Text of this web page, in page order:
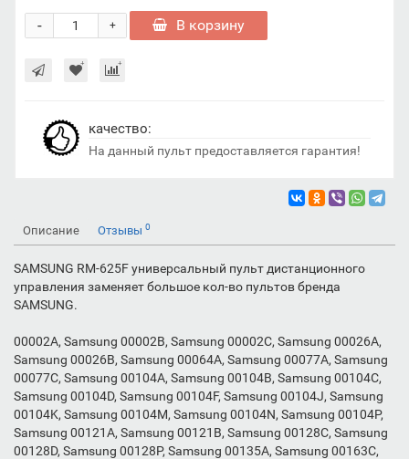
+
- В корзину
качество:
На данный пульт предоставляетcя гарантия!
Описание Отзывы 0
SAMSUNG RM-625F универсальный пульт дистанционного
управления заменяет большое кол-во пультов бренда
SAMSUNG.
00002A, Samsung 00002B, Samsung 00002C, Samsung 00026A,
Samsung 00026B, Samsung 00064A, Samsung 00077A, Samsung
00077C, Samsung 00104A, Samsung 00104B, Samsung 00104C,
Samsung 00104D, Samsung 00104F, Samsung 00104J, Samsung
00104K, Samsung 00104M, Samsung 00104N, Samsung 00104P,
Samsung 00121A, Samsung 00121B, Samsung 00128C, Samsung
00128D, Samsung 00128P, Samsung 00135A, Samsung 00163C,